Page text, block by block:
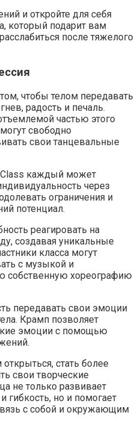
и откройте для себя
который подарит вам
после тяжелого
чтобы телом передавать
радость и печаль.
частью этого
свободно
свои танцевальные
Class каждый может
через
ограничения и
потенциал.
реагировать на
создавая уникальные
класса могут
с музыкой и
собственную хореографию
передавать свои эмоции
Крамп позволяет
эмоции с помощью
стать более
свои творческие
не только развивает
гибкость, но и помогает
с собой и окружающим